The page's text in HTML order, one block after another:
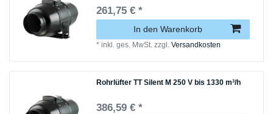
261,75 € *
In den Warenkorb
*inkl. ges. MwSt. zzgl.Versandkosten
Rohrlüfter TT Silent M 250 V bis 1330 m³/h
386,59 € *